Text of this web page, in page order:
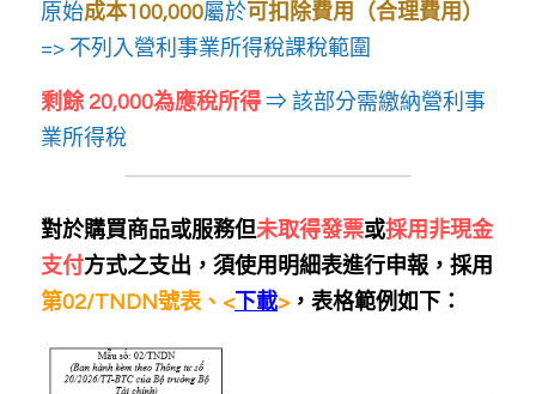
原始成本100,000屬於可扣除費用（合理費用）
=> 不列入營利事業所得稅課稅範圍
剩餘 20,000為應稅所得 ⇒ 該部分需繳納營利事
業所得稅
對於購買商品或服務但未取得發票或採用非現金
支付方式之支出，須使用明細表進行申報，採用
第02/TNDN號表、<下載>，表格範例如下：